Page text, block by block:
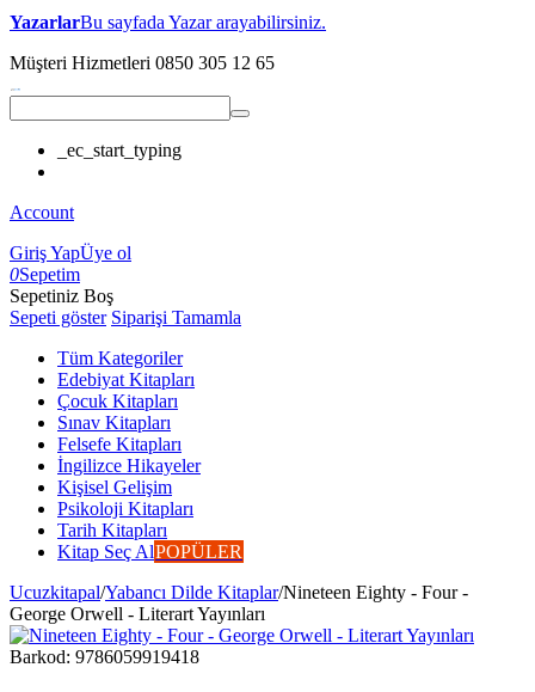
YazarlarBu sayfada Yazar arayabilirsiniz.
Müşteri Hizmetleri 0850 305 12 65
_ec_start_typing
Account
Giriş YapÜye ol
0Sepetim
Sepetiniz Boş
Sepeti göster Siparişi Tamamla
Tüm Kategoriler
Edebiyat Kitapları
Çocuk Kitapları
Sınav Kitapları
Felsefe Kitapları
İngilizce Hikayeler
Kişisel Gelişim
Psikoloji Kitapları
Tarih Kitapları
Kitap Seç AlPOPÜLER
Ucuzkitapal/Yabancı Dilde Kitaplar/Nineteen Eighty - Four -
George Orwell - Literart Yayınları
Barkod: 9786059919418